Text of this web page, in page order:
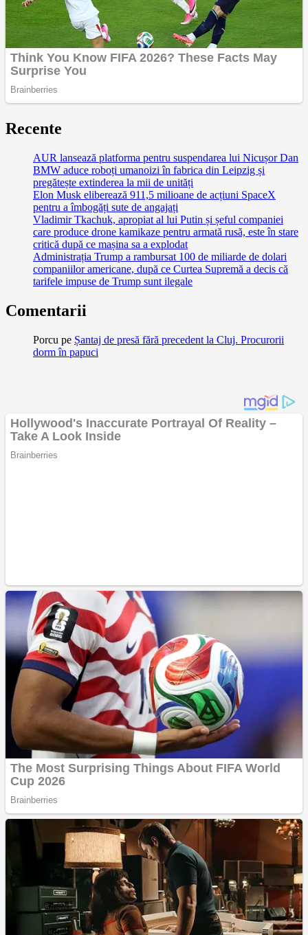
Recente
AUR lansează platforma pentru suspendarea lui Nicușor Dan
BMW aduce roboți umanoizi în fabrica din Leipzig și
pregătește extinderea la mii de unități
Elon Musk eliberează 911,5 milioane de acțiuni SpaceX
pentru a îmbogăți sute de angajați
Vladimir Tkachuk, apropiat al lui Putin și șeful companiei
care produce drone kamikaze pentru armată rusă, este în stare
critică după ce mașina sa a explodat
Administrația Trump a rambursat 100 de miliarde de dolari
companiilor americane, după ce Curtea Supremă a decis că
tarifele impuse de Trump sunt ilegale
Comentarii
Porcu pe Șantaj de presă fără precedent la Cluj. Procurorii
dorm în papuci